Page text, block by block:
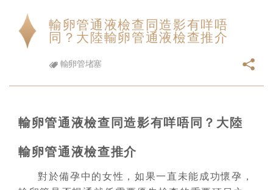
輸卵管通液檢查同造影有咩唔
同？大陸輸卵管通液檢查推介
輸卵管堵塞
輸卵管通液檢查同造影有咩唔同？大陸
輸卵管通液檢查推介
對於備孕中的女性，如果一直未能成功懷孕，